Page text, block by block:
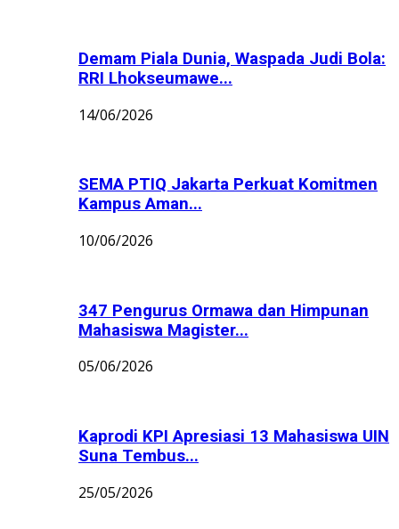
Demam Piala Dunia, Waspada Judi Bola:
RRI Lhokseumawe...
14/06/2026
SEMA PTIQ Jakarta Perkuat Komitmen
Kampus Aman...
10/06/2026
347 Pengurus Ormawa dan Himpunan
Mahasiswa Magister...
05/06/2026
Kaprodi KPI Apresiasi 13 Mahasiswa UIN
Suna Tembus...
25/05/2026